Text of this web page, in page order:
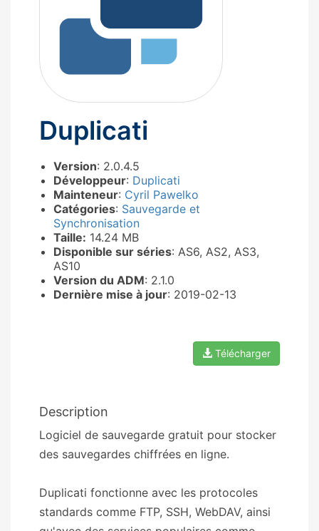
Duplicati
Version: 2.0.4.5
Développeur: Duplicati
Mainteneur: Cyril Pawelko
Catégories: Sauvegarde et
Synchronisation
Taille: 14.24 MB
Disponible sur séries: AS6, AS2, AS3,
AS10
Version du ADM: 2.1.0
Dernière mise à jour: 2019-02-13
Télécharger
Description
Logiciel de sauvegarde gratuit pour stocker
des sauvegardes chiffrées en ligne.
Duplicati fonctionne avec les protocoles
standards comme FTP, SSH, WebDAV, ainsi